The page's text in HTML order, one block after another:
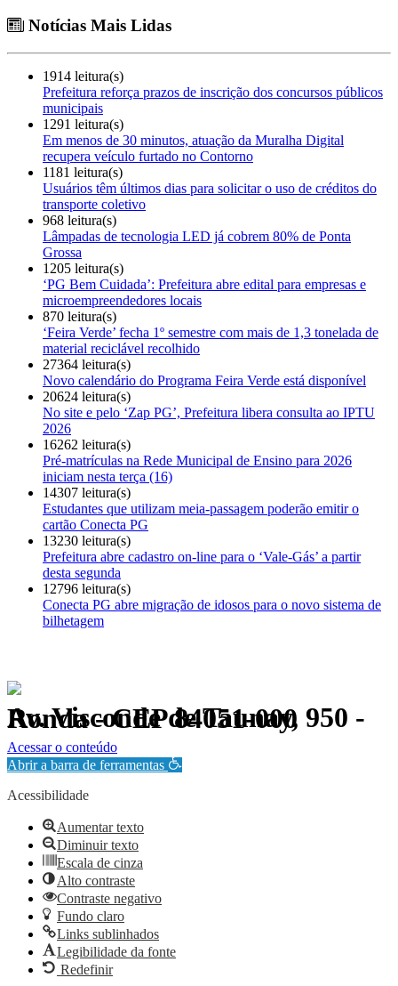
Notícias Mais Lidas
1914 leitura(s)
Prefeitura reforça prazos de inscrição dos concursos públicos
municipais
1291 leitura(s)
Em menos de 30 minutos, atuação da Muralha Digital
recupera veículo furtado no Contorno
1181 leitura(s)
Usuários têm últimos dias para solicitar o uso de créditos do
transporte coletivo
968 leitura(s)
Lâmpadas de tecnologia LED já cobrem 80% de Ponta
Grossa
1205 leitura(s)
‘PG Bem Cuidada’: Prefeitura abre edital para empresas e
microempreendedores locais
870 leitura(s)
‘Feira Verde’ fecha 1º semestre com mais de 1,3 tonelada de
material reciclável recolhido
27364 leitura(s)
Novo calendário do Programa Feira Verde está disponível
20624 leitura(s)
No site e pelo ‘Zap PG’, Prefeitura libera consulta ao IPTU
2026
16262 leitura(s)
Pré-matrículas na Rede Municipal de Ensino para 2026
iniciam nesta terça (16)
14307 leitura(s)
Estudantes que utilizam meia-passagem poderão emitir o
cartão Conecta PG
13230 leitura(s)
Prefeitura abre cadastro on-line para o ‘Vale-Gás’ a partir
desta segunda
12796 leitura(s)
Conecta PG abre migração de idosos para o novo sistema de
bilhetagem
Av. Visconde de Taunay, 950 - Ronda - CEP 84051-000
Política de Privacidade.
Acessar o conteúdo
Abrir a barra de ferramentas
Acessibilidade
Aumentar texto
Diminuir texto
Escala de cinza
Alto contraste
Contraste negativo
Fundo claro
Links sublinhados
Legibilidade da fonte
Redefinir